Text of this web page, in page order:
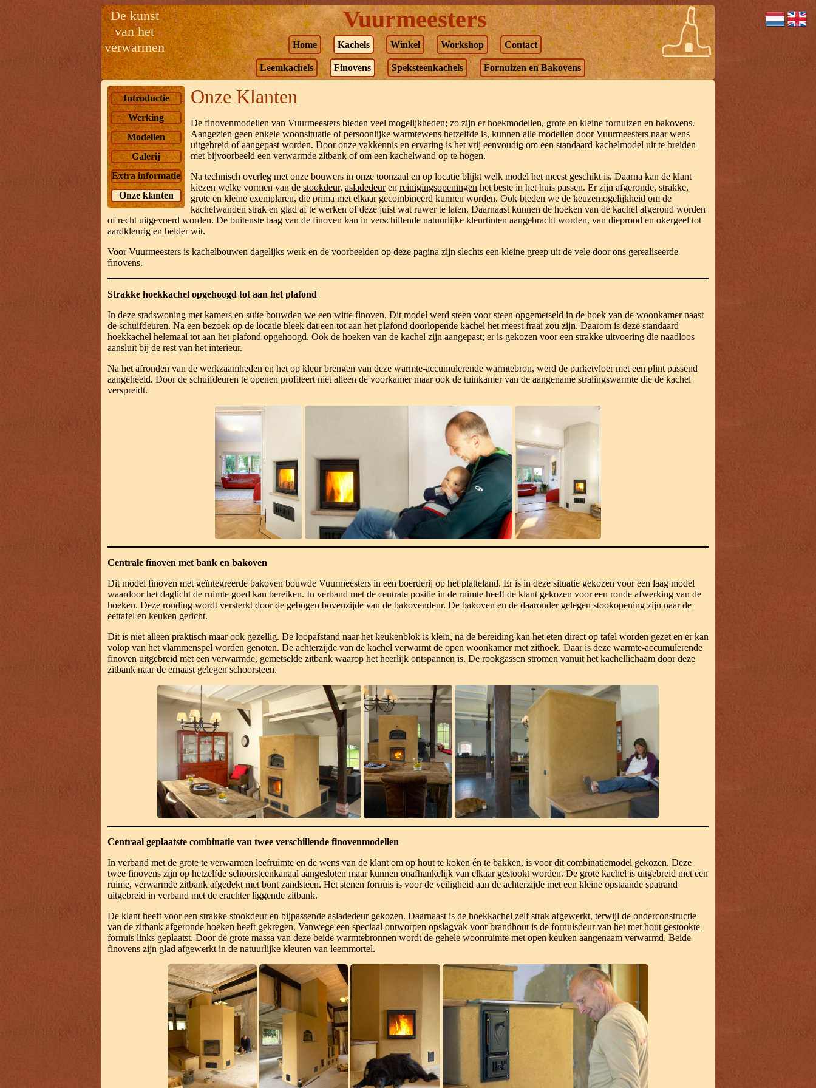
De kunst
van het
verwarmen
Vuurmeesters
Home Kachels Winkel Workshop Contact
Leemkachels Finovens Speksteenkachels Fornuizen en Bakovens
Introductie
Werking
Modellen
Galerij
Extra informatie
Onze klanten
Onze Klanten
De finovenmodellen van Vuurmeesters bieden veel mogelijkheden; zo zijn er hoekmodellen, grote en kleine fornuizen en bakovens.
Aangezien geen enkele woonsituatie of persoonlijke warmtewens hetzelfde is, kunnen alle modellen door Vuurmeesters naar wens
uitgebreid of aangepast worden. Door onze vakkennis en ervaring is het vrij eenvoudig om een standaard kachelmodel uit te breiden
met bijvoorbeeld een verwarmde zitbank of om een kachelwand op te hogen.
Na technisch overleg met onze bouwers in onze toonzaal en op locatie blijkt welk model het meest geschikt is. Daarna kan de klant
kiezen welke vormen van de stookdeur, asladedeuren reinigingsopeningen het beste in het huis passen. Er zijn afgeronde, strakke,
grote en kleine exemplaren, die prima met elkaar gecombineerd kunnen worden. Ook bieden we de keuzemogelijkheid om de
kachelwanden strak en glad af te werken of deze juist wat ruwer te laten. Daarnaast kunnen de hoeken van de kachel afgerond worden
of recht uitgevoerd worden. De buitenste laag van de finoven kan in verschillende natuurlijke kleurtinten aangebracht worden, van dieprood en okergeel tot
aardkleurig en helder wit.
Voor Vuurmeesters is kachelbouwen dagelijks werk en de voorbeelden op deze pagina zijn slechts een kleine greep uit de vele door ons gerealiseerde
finovens.
Strakke hoekkachel opgehoogd tot aan het plafond
In deze stadswoning met kamers en suite bouwden we een witte finoven. Dit model werd steen voor steen opgemetseld in de hoek van de woonkamer naast
de schuifdeuren. Na een bezoek op de locatie bleek dat een tot aan het plafond doorlopende kachel het meest fraai zou zijn. Daarom is deze standaard
hoekkachel helemaal tot aan het plafond opgehoogd. Ook de hoeken van de kachel zijn aangepast; er is gekozen voor een strakke uitvoering die naadloos
aansluit bij de rest van het interieur.
Na het afronden van de werkzaamheden en het op kleur brengen van deze warmte-accumulerende warmtebron, werd de parketvloer met een plint passend
aangeheeld. Door de schuifdeuren te openen profiteert niet alleen de voorkamer maar ook de tuinkamer van de aangename stralingswarmte die de kachel
verspreidt.
Centrale finoven met bank en bakoven
Dit model finoven met geïntegreerde bakoven bouwde Vuurmeesters in een boerderij op het platteland. Er is in deze situatie gekozen voor een laag model
waardoor het daglicht de ruimte goed kan bereiken. In verband met de centrale positie in de ruimte heeft de klant gekozen voor een ronde afwerking van de
hoeken. Deze ronding wordt versterkt door de gebogen bovenzijde van de bakovendeur. De bakoven en de daaronder gelegen stookopening zijn naar de
eettafel en keuken gericht.
Dit is niet alleen praktisch maar ook gezellig. De loopafstand naar het keukenblok is klein, na de bereiding kan het eten direct op tafel worden gezet en er kan
volop van het vlammenspel worden genoten. De achterzijde van de kachel verwarmt de open woonkamer met zithoek. Daar is deze warmte-accumulerende
finoven uitgebreid met een verwarmde, gemetselde zitbank waarop het heerlijk ontspannen is. De rookgassen stromen vanuit het kachellichaam door deze
zitbank naar de ernaast gelegen schoorsteen.
Centraal geplaatste combinatie van twee verschillende finovenmodellen
In verband met de grote te verwarmen leefruimte en de wens van de klant om op hout te koken én te bakken, is voor dit combinatiemodel gekozen. Deze
twee finovens zijn op hetzelfde schoorsteenkanaal aangesloten maar kunnen onafhankelijk van elkaar gestookt worden. De grote kachel is uitgebreid met een
ruime, verwarmde zitbank afgedekt met bont zandsteen. Het stenen fornuis is voor de veiligheid aan de achterzijde met een kleine opstaande spatrand
uitgebreid in verband met de erachter liggende zitbank.
De klant heeft voor een strakke stookdeur en bijpassende asladedeur gekozen. Daarnaast is de hoekkachel zelf strak afgewerkt, terwijl de onderconstructie
van de zitbank afgeronde hoeken heeft gekregen. Vanwege een speciaal ontworpen opslagvak voor brandhout is de fornuisdeur van het met hout gestookte
fornuis links geplaatst. Door de grote massa van deze beide warmtebronnen wordt de gehele woonruimte met open keuken aangenaam verwarmd. Beide
finovens zijn glad afgewerkt in de natuurlijke kleuren van leemmortel.